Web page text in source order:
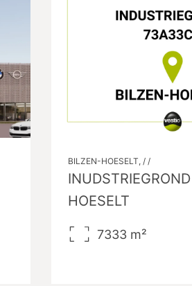
BILZEN-HOESELT, / /
HOESELT
7333 m²